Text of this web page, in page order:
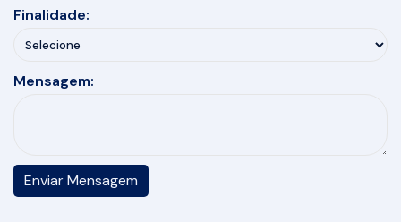
Finalidade:
Mensagem: